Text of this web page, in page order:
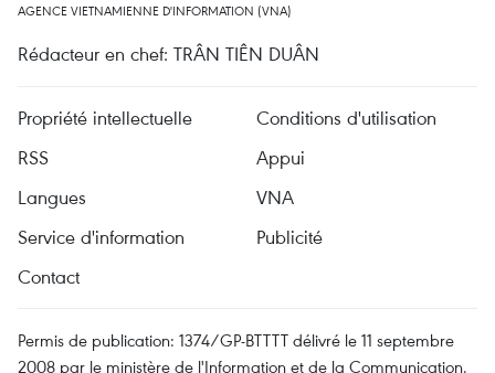
AGENCE VIETNAMIENNE D'INFORMATION (VNA)
Rédacteur en chef: TRÂN TIÊN DUÂN
Propriété intellectuelle
Conditions d'utilisation
RSS
Appui
Langues
VNA
Service d'information
Publicité
Contact
Permis de publication: 1374/GP-BTTTT délivré le 11 septembre
2008 par le ministère de l'Information et de la Communication.